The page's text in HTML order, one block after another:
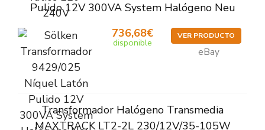
Pulido 12V 300VA System Halógeno Neu
736,68€
disponible
VER PRODUCTO
eBay
Transformador Halógeno Transmedia
MAXTRACK LT2-2L 230/12V/35-105W